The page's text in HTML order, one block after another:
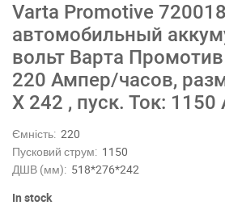
Varta Promotive
автомобильный
вольт Варта
220 Ампер/часов,
Х 242 , пуск. Ток: 1150
Ємність: 220
Пусковий струм: 1150
ДШВ (мм): 518*276*242
In stock